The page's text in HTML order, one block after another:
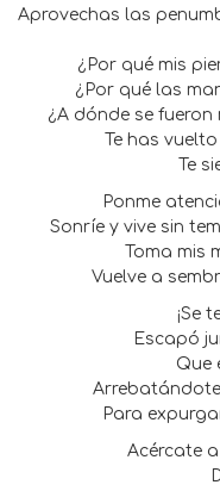
Aprovechas las
¿Por qué mis
¿Por qué las
¿A dónde se
Te has
Te
Ponme
Sonríe y vive sin
Toma mis
Vuelve a
¡Se
Escapó
Que
Para
Acércate